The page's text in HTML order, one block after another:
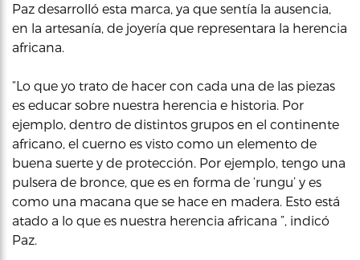
Paz desarrolló esta marca, ya que sentía la ausencia,
en la artesanía, de joyería que representara la herencia
africana.
“Lo que yo trato de hacer con cada una de las piezas
es educar sobre nuestra herencia e historia. Por
ejemplo, dentro de distintos grupos en el continente
africano, el cuerno es visto como un elemento de
buena suerte y de protección. Por ejemplo, tengo una
pulsera de bronce, que es en forma de ‘rungu’ y es
como una macana que se hace en madera. Esto está
atado a lo que es nuestra herencia africana ”, indicó
Paz.